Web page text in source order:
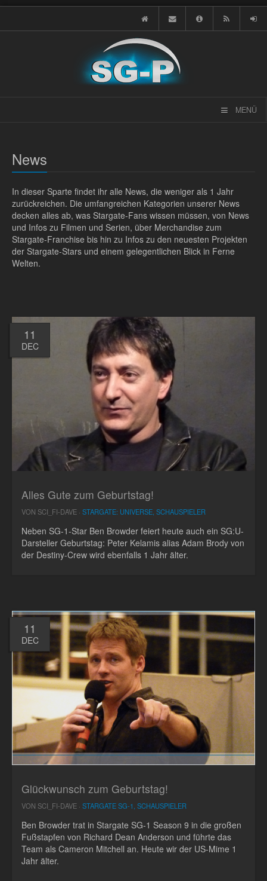
MENÜ
News
In dieser Sparte findet ihr alle News, die weniger als 1 Jahr
zurückreichen. Die umfangreichen Kategorien unserer News
decken alles ab, was Stargate-Fans wissen müssen, von News
und Infos zu Filmen und Serien, über Merchandise zum
Stargate-Franchise bis hin zu Infos zu den neuesten Projekten
der Stargate-Stars und einem gelegentlichen Blick in Ferne
Welten.
11
DEC
Alles Gute zum Geburtstag!
VON SCI_FI-DAVE · STARGATE: UNIVERSE, SCHAUSPIELER
Neben SG-1-Star Ben Browder feiert heute auch ein SG:U-
Darsteller Geburtstag: Peter Kelamis alias Adam Brody von
der Destiny-Crew wird ebenfalls 1 Jahr älter.
11
DEC
Glückwunsch zum Geburtstag!
VON SCI_FI-DAVE · STARGATE SG-1, SCHAUSPIELER
Ben Browder trat in Stargate SG-1 Season 9 in die großen
Fußstapfen von Richard Dean Anderson und führte das
Team als Cameron Mitchell an. Heute wir der US-Mime 1
Jahr älter.